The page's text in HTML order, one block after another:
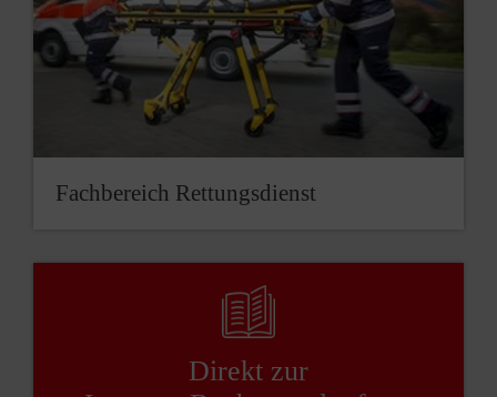
Fachbereich Rettungsdienst
Direkt zur